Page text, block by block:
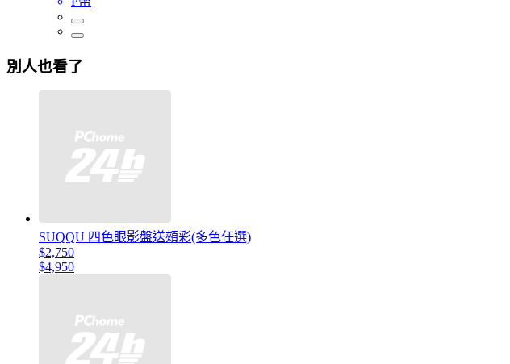
別人也看了
SUQQU 四色眼影盤送頰彩(多色任選)
$2,750
$4,950